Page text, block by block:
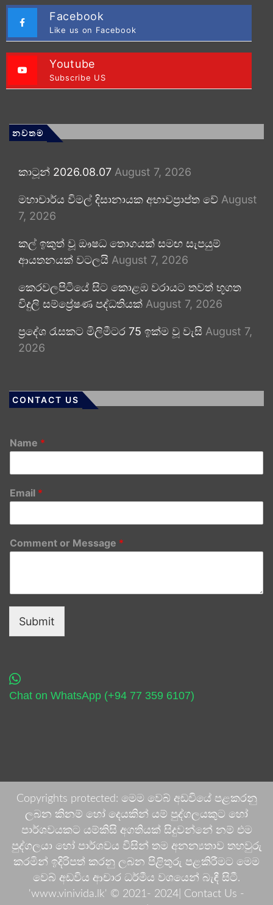
Facebook
Like us on Facebook
Youtube
Subscribe US
නවතම
කාටූන් 2026.08.07 August 7, 2026
මහාචාර්ය විමල් දිසානායක අභාවප්‍රාප්ත වේ August
7, 2026
කල් ඉකුත් වූ ඖෂධ තොගයක් සමඟ සැපයුම්
ආයතනයක් වටලයි August 7, 2026
කෙරවලපිටියේ සිට කොළඹ වරායට තවත් භූගත
විදුලි සම්ප්‍රේෂණ පද්ධතියක් August 7, 2026
ප්‍රදේශ රැසකට මිලිමීටර 75 ඉක්ම වූ වැසි August 7,
2026
CONTACT US
Name *
Email *
Comment or Message *
Submit
Chat on WhatsApp (+94 77 359 6107)
Copyrights protected: මෙම වෙබ් අඩවියේ පළකරනු
ලබන කිනම් හෝ දෙයකින් යම් පුද්ගලයකුට හෝ
පාර්ශවයකට යම්කිසි අගතියක් සිදුවන්නේ නම් එම
පුද්ගලයා හෝ පාර්ශවය විසින් තම අනන්‍යතාව තහවුරු
කරමින් ඉදිරිපත් කරනු ලබන පිළිතුරු පළකිරීමට මෙම
වෙබ් අඩවිය ආචාර ධර්මීය වශයෙන් බැඳී සිටී.
'www.vinivida.lk' © 2021- 2024| Contact Us -